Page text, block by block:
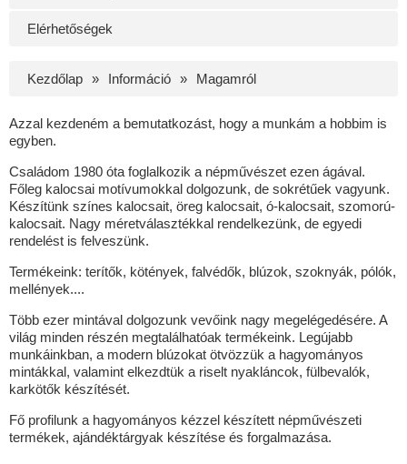
Elérhetőségek
Kezdőlap Információ Magamról
Azzal kezdeném a bemutatkozást, hogy a munkám a hobbim is
egyben.
Családom 1980 óta foglalkozik a népművészet ezen ágával.
Főleg kalocsai motívumokkal dolgozunk, de sokrétűek vagyunk.
Készítünk színes kalocsait, öreg kalocsait, ó-kalocsait, szomorú-
kalocsait. Nagy méretválasztékkal rendelkezünk, de egyedi
rendelést is felveszünk.
Termékeink: terítők, kötények, falvédők, blúzok, szoknyák, pólók,
mellények....
Több ezer mintával dolgozunk vevőink nagy megelégedésére. A
világ minden részén megtalálhatóak termékeink. Legújabb
munkáinkban, a modern blúzokat ötvözzük a hagyományos
mintákkal, valamint elkezdtük a riselt nyakláncok, fülbevalók,
karkötők készítését.
Fő profilunk a hagyományos kézzel készített népművészeti
termékek, ajándéktárgyak készítése és forgalmazása.